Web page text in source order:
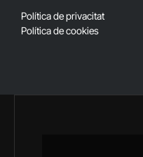
Política de privacitat
Política de cookies